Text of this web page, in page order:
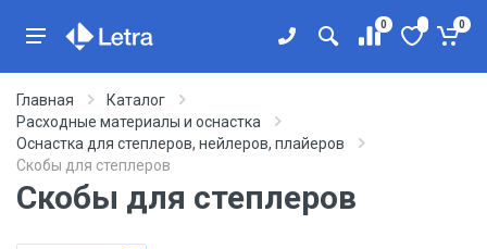
0 0
Главная
Каталог
Расходные материалы и оснастка
Оснастка для степлеров, нейлеров, плайеров
Скобы для степлеров
Скобы для степлеров